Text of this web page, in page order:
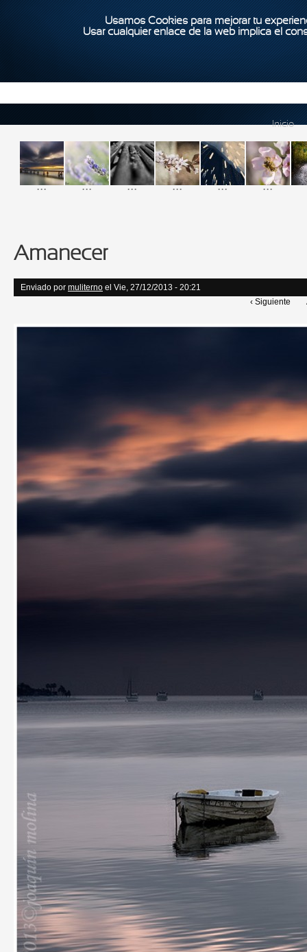
Usamos Cookies para mejorar tu
Usar cualquier enlace de la web implica el
Inicio
... ... ... ... ... ...
Amanecer
Enviado por muliterno el Vie, 27/12/2013 - 20:21
‹ Siguiente